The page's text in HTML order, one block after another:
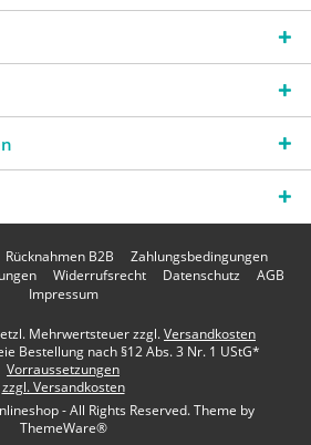
Rücknahmen B2B
Zahlungsbedingungen
Widerrufsrecht Datenschutz
AGB
Impressum
Mehrwertsteuer zzgl.Versandkosten
Bestellung nach §12 Abs. 3 Nr. 1 UStG*
Vorraussetzungen
zzgl. Versandkosten
- All Rights Reserved. Theme by
ThemeWare®